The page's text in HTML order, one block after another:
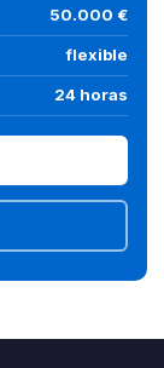
50.000 €
flexible
24 horas